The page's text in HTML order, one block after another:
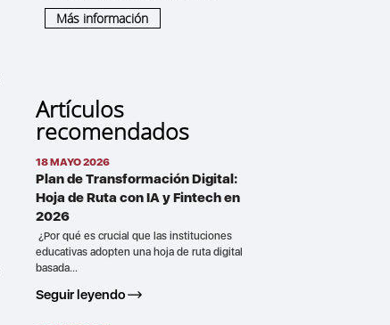
Más información
Artículos
recomendados
18 MAYO 2026
Plan de Transformación Digital:
Hoja de Ruta con IA y Fintech en
2026
¿Por qué es crucial que las instituciones
educativas adopten una hoja de ruta digital
basada...
Seguir leyendo